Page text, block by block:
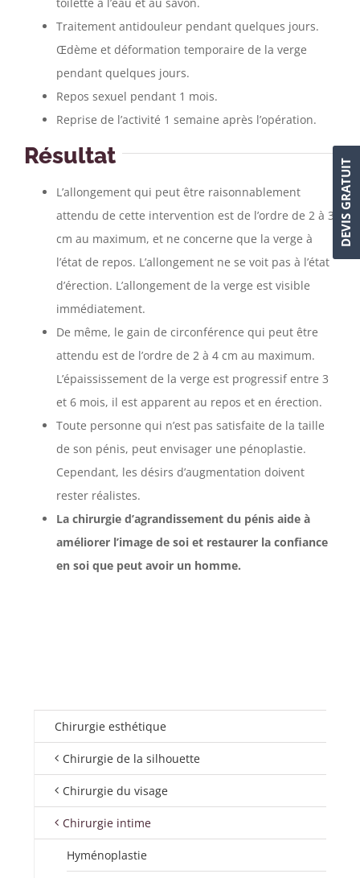
Traitement antidouleur pendant quelques jours.
Œdème et déformation temporaire de la verge
pendant quelques jours.
Repos sexuel pendant 1 mois.
Reprise de l’activité 1 semaine après l’opération.
Résultat
L’allongement qui peut être raisonnablement
attendu de cette intervention est de l’ordre de 2 à 3
cm au maximum, et ne concerne que la verge à
l’état de repos. L’allongement ne se voit pas à l’état
d’érection. L’allongement de la verge est visible
immédiatement.
De même, le gain de circonférence qui peut être
attendu est de l’ordre de 2 à 4 cm au maximum.
L’épaississement de la verge est progressif entre 3
et 6 mois, il est apparent au repos et en érection.
Toute personne qui n’est pas satisfaite de la taille
de son pénis, peut envisager une pénoplastie.
Cependant, les désirs d’augmentation doivent
rester réalistes.
La chirurgie d’agrandissement du pénis aide à
améliorer l’image de soi et restaurer la confiance
en soi que peut avoir un homme.
Chirurgie esthétique
Chirurgie de la silhouette
Chirurgie du visage
Chirurgie intime
Hyménoplastie
DEVIS GRATUIT